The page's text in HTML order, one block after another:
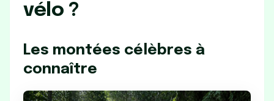
vélo ?
Les montées célèbres à
connaître